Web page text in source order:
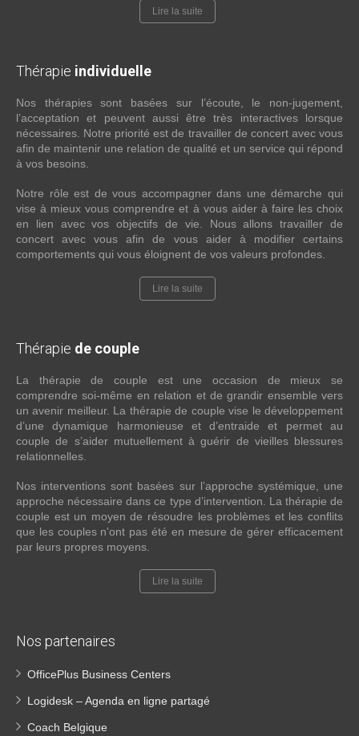
Lire la suite
Thérapie individuelle
Nos thérapies sont basées sur l’écoute, le non-jugement,
l’acceptation et peuvent aussi être très interactives lorsque
nécessaires. Notre priorité est de travailler de concert avec vous
afin de maintenir une relation de qualité et un service qui répond
à vos besoins.
Notre rôle est de vous accompagner dans une démarche qui
vise à mieux vous comprendre et à vous aider à faire les choix
en lien avec vos objectifs de vie. Nous allons travailler de
concert avec vous afin de vous aider à modifier certains
comportements qui vous éloignent de vos valeurs profondes.
Lire la suite
Thérapie de couple
La thérapie de couple est une occasion de mieux se
comprendre soi-même en relation et de grandir ensemble vers
un avenir meilleur. La thérapie de couple vise le développement
d’une dynamique harmonieuse et d’entraide et permet au
couple de s’aider mutuellement à guérir de vieilles blessures
relationnelles.
Nos interventions sont basées sur l’approche systémique, une
approche nécessaire dans ce type d’intervention. La thérapie de
couple est un moyen de résoudre les problèmes et les conflits
que les couples n'ont pas été en mesure de gérer efficacement
par leurs propres moyens.
Lire la suite
Nos partenaires
OfficePlus Business Centers
Logidesk – Agenda en ligne partagé
Coach Belgique